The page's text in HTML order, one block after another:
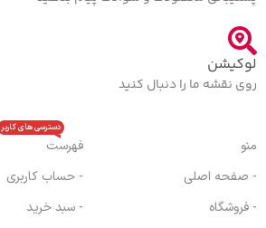
لوکیشن
روی نقشه ما را دنبال کنید
منو
- صفحه اصلی
- فروشگاه
فهرست
دسترسی های کاربر
- حساب کاربری
- سبد خرید